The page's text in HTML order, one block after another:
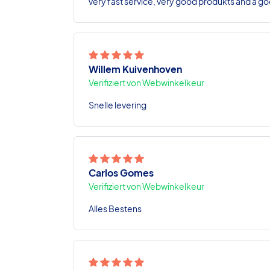
Willem Kuivenhoven
Verifiziert von Webwinkelkeur
Snelle levering
Carlos Gomes
Verifiziert von Webwinkelkeur
Alles Bestens